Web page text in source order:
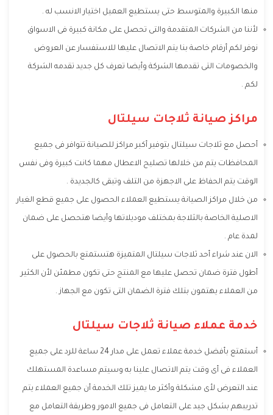
منها الكبيرة والمتوسط حتى يستطيع العميل اختيار الانسب له .
لأننا من الشركات المتقدمة والتى تحصل على مكانة كبيرة فى الاسواق
نوفر لكم أرقام خاصة بنا يتم الاتصال عليها للاستفسار عن العروض
والخصومات التى تقدمها الشركة وأيضا تعرف كل جديد تقدمه الشركة
لكم .
مراكز صيانة ثلاجات سيلتال
أحصل مع ثلاجات سيلتال بتوفير أكبر مراكز للصيانة تتوافر فى جميع
المحافظات يتم من خلالها تصليح الاعطال مهما كانت كبيرة وفى نفس
الوقت يتم الحفاظ على الاجهزة من التلف وتبقى كالجديدة .
من خلال مراكز الصيانة يستطيع العملاء الحصول على جميع قطع الغيار
الاصلية الخاصة بالثلاجة بمختلف موديلاتها وأيضا هتحصل على ضمان
لمدة عام .
الان عند شراء أحد ثلاجات سيلتال المتميزة هتستمتع بالحصول على
أطول فترة ضمان تحصل عليها مع المنتج حتى تكون مطمئن لأن الكثير
من العملاء يهتمون بتلك فترة الضمان التى تكون مع الجهاز .
خدمة عملاء صيانة ثلاجات سيلتال
أستمتع بأفضل خدمة عملاء تعمل على مدار 24 ساعة للرد على جميع
العملاء فى أى وقت يتم الاتصال علينا به وسيتم مساعدة المستهلك
عند التعرض لأى مشكلة وأكثر ما يميز تلك الخدمة أن جميع العملاء يتم
تدريبهم بشكل جيد على التعامل فى جميع الامور وطريقة التعامل مع